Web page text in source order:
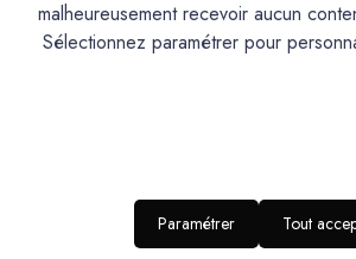
Intérieur/Extérieur. Excellent pouvoir
Très bonne tenue et bon rendu.
DESCRIPTION
Peinture en phase aqueuse
malheureusement recevoir aucun
Sélectionnez paramétrer pour
Paramétrer Tout